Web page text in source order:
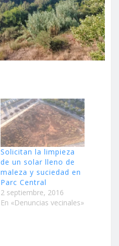
Solicitan la limpieza
de un solar lleno de
maleza y suciedad en
Parc Central
2 septiembre, 2016
En «Denuncias vecinales»